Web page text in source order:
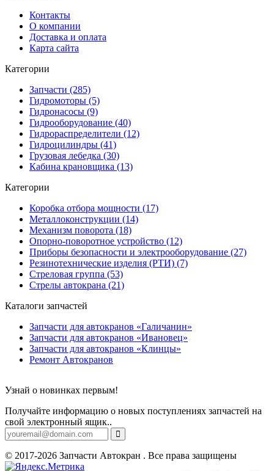
Контакты
О компании
Доставка и оплата
Карта сайта
Категории
Запчасти (285)
Гидромоторы (5)
Гидронасосы (9)
Гидрооборудование (40)
Гидрораспределители (12)
Гидроцилиндры (41)
Грузовая лебедка (30)
Кабина крановщика (13)
Категории
Коробка отбора мощности (17)
Металлоконструкции (14)
Механизм поворота (18)
Опорно-поворотное устройство (12)
Приборы безопасности и электрооборудование (27)
Резинотехнические изделия (РТИ) (7)
Стреловая группа (53)
Стрелы автокрана (21)
Каталоги запчастей
Запчасти для автокранов «Галичанин»
Запчасти для автокранов «Ивановец»
Запчасти для автокранов «Клинцы»
Ремонт Автокранов
Узнай о новинках первым!
Получайте информацию о новых поступлениях запчастей на
свой электронный ящик..
© 2017-2026 Запчасти Автокран . Все права защищены